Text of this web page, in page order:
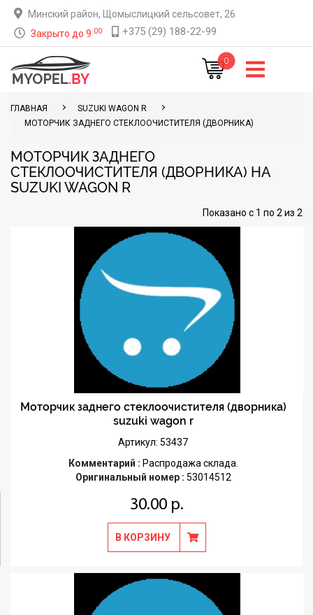
Минский район, Щомыслицкий сельсовет, 26
Закрыто до 9 00 +375 (29) 188-22-99
0
ГЛАВНАЯ
SUZUKI WAGON R
МОТОРЧИК ЗАДНЕГО СТЕКЛООЧИСТИТЕЛЯ (ДВОРНИКА)
МОТОРЧИК ЗАДНЕГО
СТЕКЛООЧИСТИТЕЛЯ (ДВОРНИКА) НА
SUZUKI WAGON R
Показано с 1 по 2 из 2
Моторчик заднего стеклоочистителя (дворника)
suzuki wagon r
Артикул: 53437
Комментарий : Распродажа склада.
Оригинальный номер : 53014512
30.00 р.
В КОРЗИНУ